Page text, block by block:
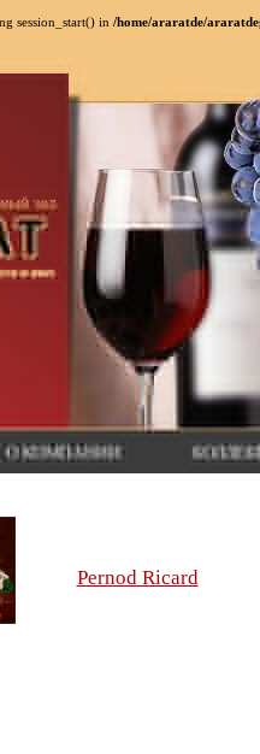
session_start() in /home/araratde/
Pernod Ricard